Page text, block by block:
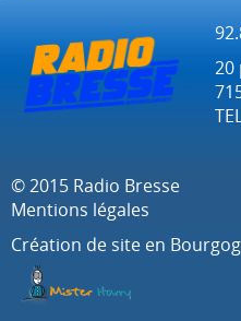
20
© 2015 Radio Bresse
Mentions légales
Création de site en